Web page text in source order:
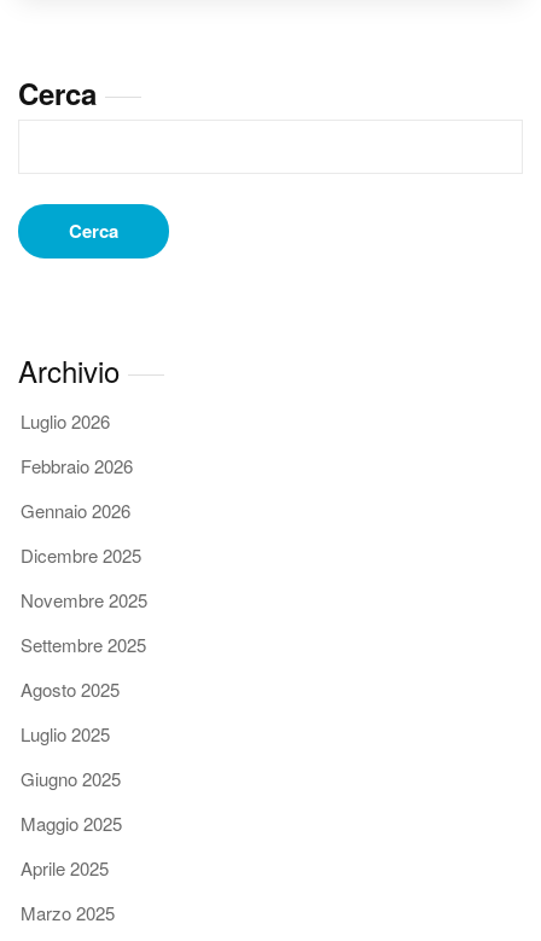
Cerca
Cerca
Archivio
Luglio 2026
Febbraio 2026
Gennaio 2026
Dicembre 2025
Novembre 2025
Settembre 2025
Agosto 2025
Luglio 2025
Giugno 2025
Maggio 2025
Aprile 2025
Marzo 2025